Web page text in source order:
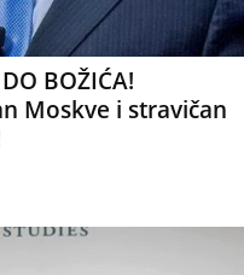
BOŽIĆA!
Moskve i stravičan